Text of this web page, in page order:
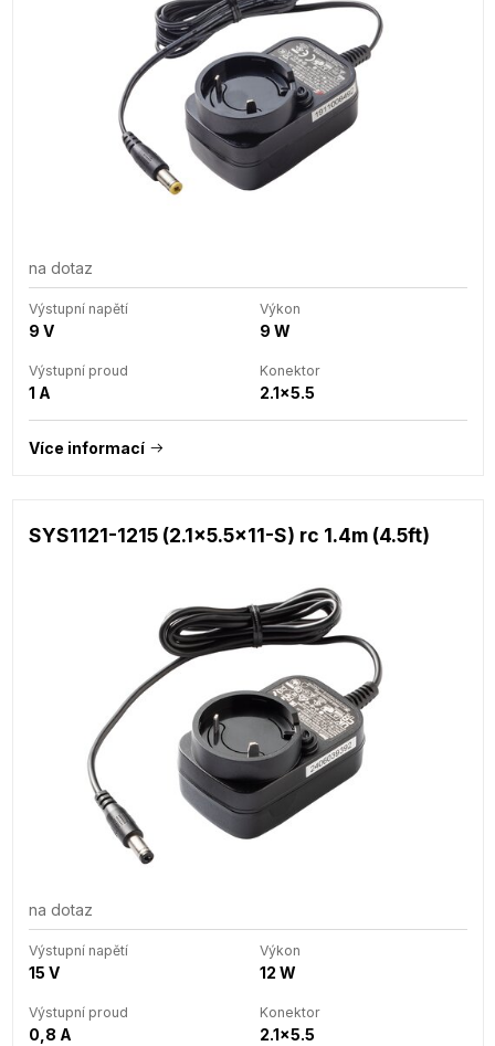
na dotaz
Výstupní napětí
9 V
Výkon
9 W
Výstupní proud
1 A
Konektor
2.1x5.5
Více informací
SYS1121-1215 (2.1x5.5x11-S) rc 1.4m (4.5ft)
na dotaz
Výstupní napětí
15 V
Výkon
12 W
Výstupní proud
0,8 A
Konektor
2.1x5.5